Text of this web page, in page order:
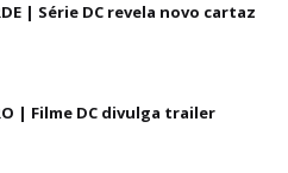
| Série DC revela novo cartaz
| Filme DC divulga trailer